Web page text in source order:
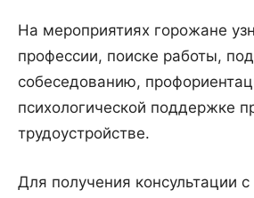
На мероприятиях горожане
профессии, поиске работы,
собеседованию,
психологической поддержке
трудоустройстве.
Для получения консультации